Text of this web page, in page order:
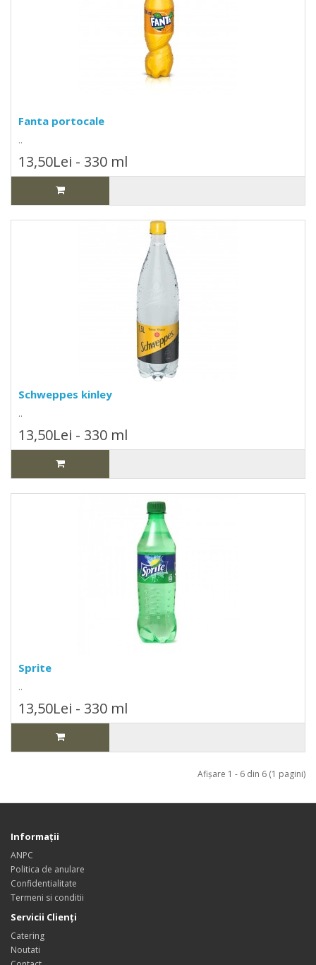
Fanta portocale
..
13,50Lei - 330 ml
Schweppes kinley
..
13,50Lei - 330 ml
Sprite
..
13,50Lei - 330 ml
Afişare 1 - 6 din 6 (1 pagini)
Informaţii
ANPC
Politica de anulare
Confidentialitate
Termeni si conditii
Servicii Clienţi
Catering
Noutati